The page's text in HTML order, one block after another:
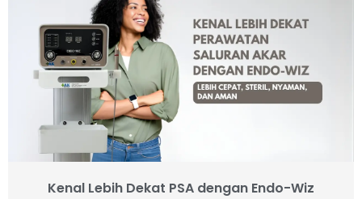
Kenal Lebih Dekat PSA dengan Endo-Wiz